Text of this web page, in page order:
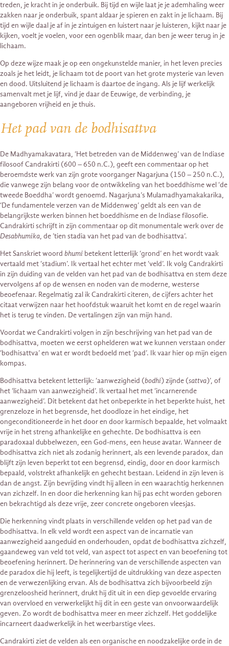
treden, je kracht in je onderbuik. Bij tijd en wijle laat je je ademhaling weer
zakken naar je onderbuik, spant aldaar je spieren en zakt in je lichaam. Bij
tijd en wijle daal je af in je zintuigen en luistert naar je luisteren, kijkt naar je
kijken, voelt je voelen, voor een ogenblik maar, dan ben je weer terug in je
lichaam.
Op deze wijze maak je op een ongekunstelde manier, in het leven precies
zoals je het leidt, je lichaam tot de poort van het grote mysterie van leven
en dood. Uitsluitend je lichaam is daartoe de ingang. Als je lijf werkelijk
samenvalt met je lijf, vind je daar de Eeuwige, de verbinding, je
aangeboren vrijheid en je thuis.
Het pad van de bodhisattva
De Madhyamakavatara, ‘Het betreden van de Middenweg’ van de Indiase
filosoof Candrakirti (600 – 650 n.C.), geeft een commentaar op het
beroemdste werk van zijn grote voorganger Nagarjuna (150 – 250 n.C.),
die vanwege zijn belang voor de ontwikkeling van het boeddhisme wel ‘de
tweede Boeddha’ wordt genoemd. Nagarjuna’s Mulamadhyamakakarika,
‘De fundamentele verzen van de Middenweg’ geldt als een van de
belangrijkste werken binnen het boeddhisme en de Indiase filosofie.
Candrakirti schrijft in zijn commentaar op dit monumentale werk over de
Desabhumika, de ’tien stadia van het pad van de bodhisattva’.
Het Sanskriet woord bhumi betekent letterlijk ‘grond’ en het wordt vaak
vertaald met ‘stadium’. Ik vertaal het echter met ‘veld’. Ik volg Candrakirti
in zijn duiding van de velden van het pad van de bodhisattva en stem deze
vervolgens af op de wensen en noden van de moderne, westerse
beoefenaar. Regelmatig zal ik Candrakirti citeren, de cijfers achter het
citaat verwijzen naar het hoofdstuk waaruit het komt en de regel waarin
het is terug te vinden. De vertalingen zijn van mijn hand.
Voordat we Candrakirti volgen in zijn beschrijving van het pad van de
bodhisattva, moeten we eerst ophelderen wat we kunnen verstaan onder
‘bodhisattva’ en wat er wordt bedoeld met ‘pad’. Ik vaar hier op mijn eigen
kompas.
Bodhisattva betekent letterlijk: ‘aanwezigheid (bodhi) zijnde (sattva)’, of
het ‘lichaam van aanwezigheid’. Ik vertaal het met ‘incarnerende
aanwezigheid’. Dit betekent dat het onbeperkte in het beperkte huist, het
grenzeloze in het begrensde, het doodloze in het eindige, het
ongeconditioneerde in het door en door karmisch bepaalde, het volmaakt
vrije in het streng afhankelijke en gehechte. De bodhisattva is een
paradoxaal dubbelwezen, een God-mens, een heuse avatar. Wanneer de
bodhisattva zich niet als zodanig herinnert, als een levende paradox, dan
blijft zijn leven beperkt tot een begrensd, eindig, door en door karmisch
bepaald, volstrekt afhankelijk en gehecht bestaan. Leidend in zijn leven is
dan de angst. Zijn bevrijding vindt hij alleen in een waarachtig herkennen
van zichzelf. In en door die herkenning kan hij pas echt worden geboren
en bekrachtigd als deze vrije, zeer concrete ongeboren vleesjas.
Die herkenning vindt plaats in verschillende velden op het pad van de
bodhisattva. In elk veld wordt een aspect van de incarnatie van
aanwezigheid aangeduid en onderhouden, opdat de bodhisattva zichzelf,
gaandeweg van veld tot veld, van aspect tot aspect en van beoefening tot
beoefening herinnert. De herinnering van de verschillende aspecten van
de paradox die hij leeft, is tegelijkertijd de uitdrukking van deze aspecten
en de verwezenlijking ervan. Als de bodhisattva zich bijvoorbeeld zijn
grenzeloosheid herinnert, drukt hij dit uit in een diep gevoelde ervaring
van overvloed en verwerkelijkt hij dit in een geste van onvoorwaardelijk
geven. Zo wordt de bodhisattva meer en meer zichzelf. Het goddelijke
incarneert daadwerkelijk in het weerbarstige vlees.
Candrakirti ziet de velden als een organische en noodzakelijke orde in de